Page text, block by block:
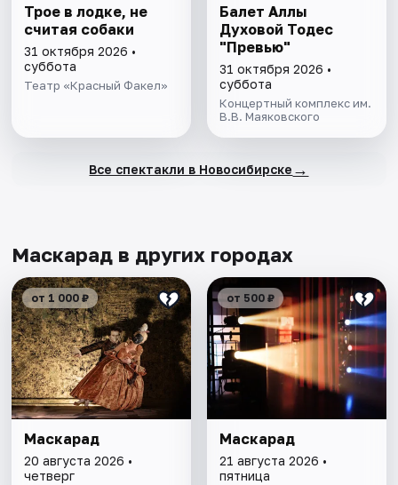
Трое в лодке, не
считая собаки
31 октября 2026 •
суббота
Театр «Красный Факел»
Балет Аллы
Духовой Тодес
"Превью"
31 октября 2026 •
суббота
Концертный комплекс им.
В.В. Маяковского
Все спектакли в Новосибирске →
Маскарад в других городах
от 1 000 ₽
Маскарад
20 августа 2026 •
четверг
от 500 ₽
Маскарад
21 августа 2026 •
пятница